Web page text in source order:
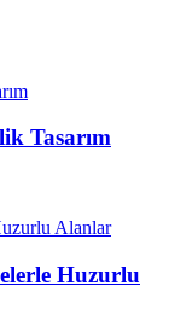
Tasarım
Huzurlu